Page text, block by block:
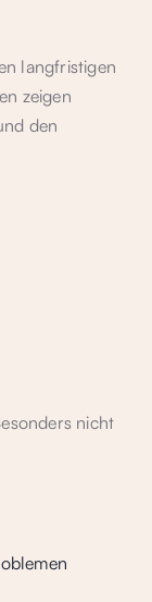
langfristigen
zeigen
den
nicht